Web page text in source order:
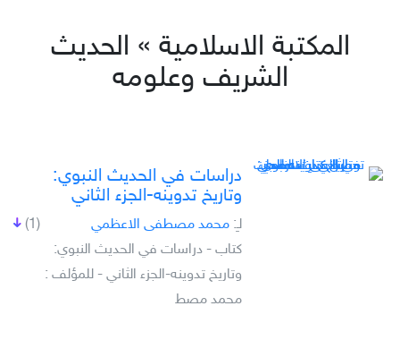
المكتبة الاسلامية » الحديث
الشريف وعلومه
دراسات في الحديث النبوي:
وتاريخ تدوينه-الجزء الثاني
(1) لـِ: محمد مصطفى الاعظمي
كتاب - دراسات في الحديث النبوي:
وتاريخ تدوينه-الجزء الثاني - للمؤلف :
محمد مصط